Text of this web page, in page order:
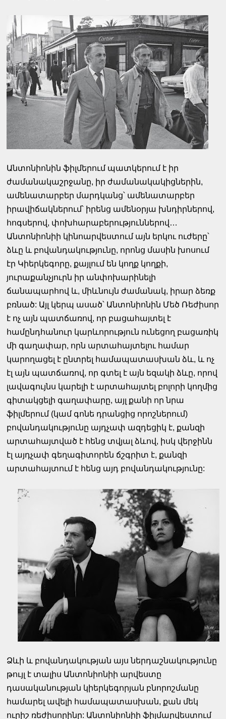
Անտոնիոնին ֆիլմերում պատկերում է իր
ժամանակաշրջանը, իր ժամանակակիցներին,
ամենատարբեր մարդկանց՝ ամենատարբեր
իրավիճակներում՝ իրենց ամենօրյա խնդիրներով,
հոգսերով, փոխհարաբերություններով…
Անտոնիոնիի կինոարվեստում այն երկու ուժերը՝
ձևը և բովանդակությունը, որոնց մասին խոսում
էր Կիերկեգորը, քայլում են կողք կողքի,
յուրաքանչյուրն իր անփոխարինելի
ճանապարհով և, միևնույն ժամանակ, իրար ձեռք
բռնած: Այլ կերպ ասած՝ Անտոնիոնին Մեծ Ռեժիսոր
է ոչ այն պատճառով, որ բացահայտել է
համընդհանուր կարևորություն ունեցող բացառիկ
մի գաղափար, որն արտահայտելու համար
կարողացել է ընտրել համապատասխան ձև, և ոչ
էլ այն պատճառով, որ գտել է այն եզակի ձևը, որով
լավագույնս կարելի է արտահայտել բոլորի կողմից
գիտակցելի գաղափարը, այլ քանի որ նրա
ֆիլմերում (կամ գոնե դրանցից որոշներում)
բովանդակությունը այդչափ ազդեցիկ է, քանզի
արտահայտված է հենց տվյալ ձևով, իսկ վերջինն
էլ այդչափ գեղագիտորեն ճշգրիտ է, քանզի
արտահայտում է հենց այդ բովանդակությունը:
Ձևի և բովանդակության այս ներդաշնակությունը
թույլ է տալիս Անտոնիոնիի արվեստը
դասականության կիերկեգորյան բնորոշմանը
համարել ավելի համապատասխան, քան մեկ
ուրիշ ռեժիսորինը: Անտոնիոնիի ֆիլմարվեստում